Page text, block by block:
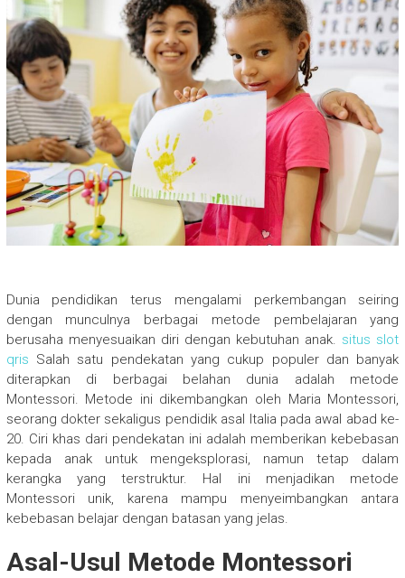
Dunia pendidikan terus mengalami perkembangan seiring
dengan munculnya berbagai metode pembelajaran yang
berusaha menyesuaikan diri dengan kebutuhan anak. situs slot
qris Salah satu pendekatan yang cukup populer dan banyak
diterapkan di berbagai belahan dunia adalah metode
Montessori. Metode ini dikembangkan oleh Maria Montessori,
seorang dokter sekaligus pendidik asal Italia pada awal abad ke-
20. Ciri khas dari pendekatan ini adalah memberikan kebebasan
kepada anak untuk mengeksplorasi, namun tetap dalam
kerangka yang terstruktur. Hal ini menjadikan metode
Montessori unik, karena mampu menyeimbangkan antara
kebebasan belajar dengan batasan yang jelas.
Asal-Usul Metode Montessori